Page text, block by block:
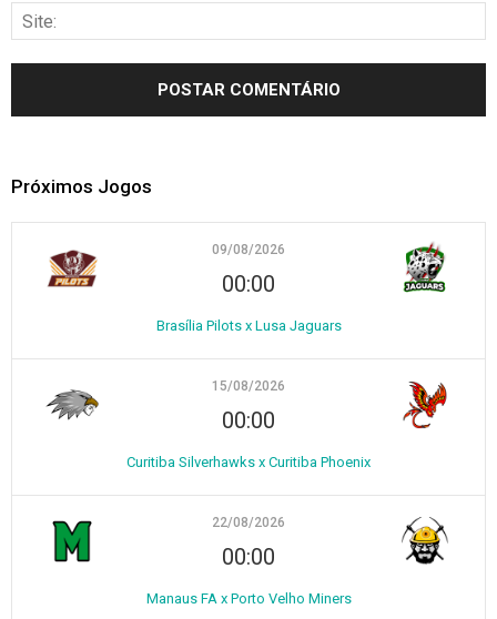
Próximos Jogos
09/08/2026
00:00
Brasília Pilots x Lusa Jaguars
15/08/2026
00:00
Curitiba Silverhawks x Curitiba Phoenix
22/08/2026
00:00
Manaus FA x Porto Velho Miners